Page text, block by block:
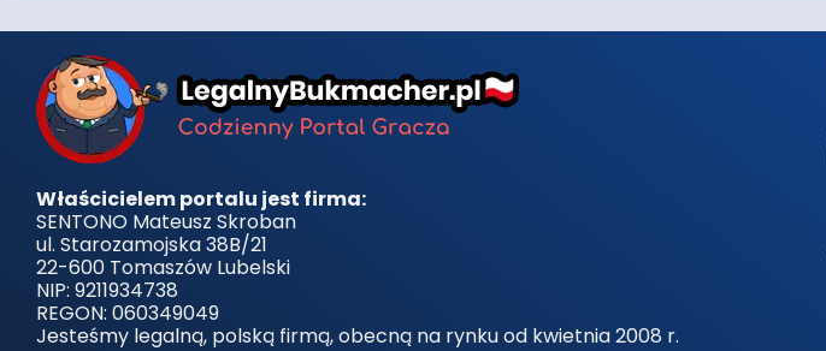
Właścicielem portalu jest firma:
SENTONO Mateusz Skroban
ul. Starozamojska 38B/21
22-600 Tomaszów Lubelski
NIP: 9211934738
REGON: 060349049
Jesteśmy legalną, polską firmą, obecną na rynku od kwietnia 2008 r.